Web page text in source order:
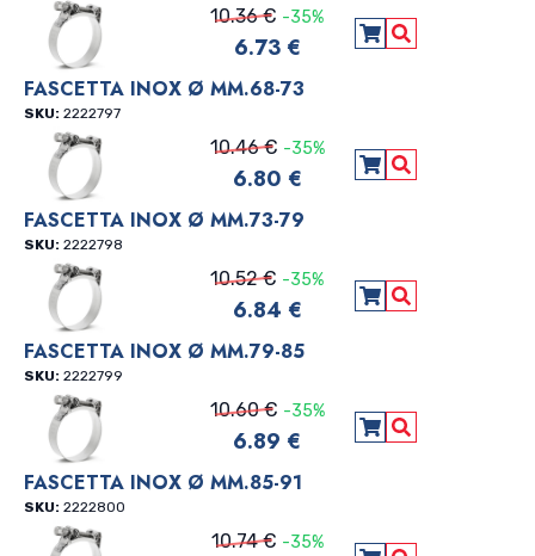
10.36 € -35%
6.73 € Aggiungi al
Vedi Dettagli
FASCETTA INOX Ø MM.68-73
SKU: 2222797
10.46 € -35%
6.80 € Aggiungi al
Vedi Dettagli
FASCETTA INOX Ø MM.73-79
SKU: 2222798
10.52 € -35%
6.84 € Aggiungi al
Vedi Dettagli
FASCETTA INOX Ø MM.79-85
SKU: 2222799
10.60 € -35%
6.89 € Aggiungi al
Vedi Dettagli
FASCETTA INOX Ø MM.85-91
SKU: 2222800
10.74 € -35%